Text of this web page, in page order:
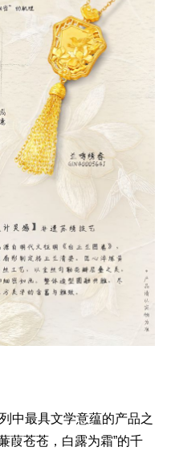
中最具文学意蕴的产品之
葭苍苍，白露为霜”的千